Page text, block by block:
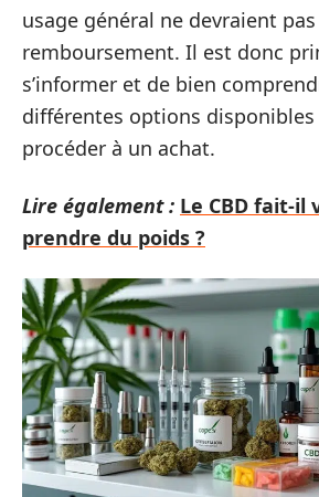
usage général ne devraient pas
remboursement. Il est donc
s’informer et de bien
différentes options disponibles
procéder à un achat.
Lire également : Le CBD fait-il
prendre du poids ?